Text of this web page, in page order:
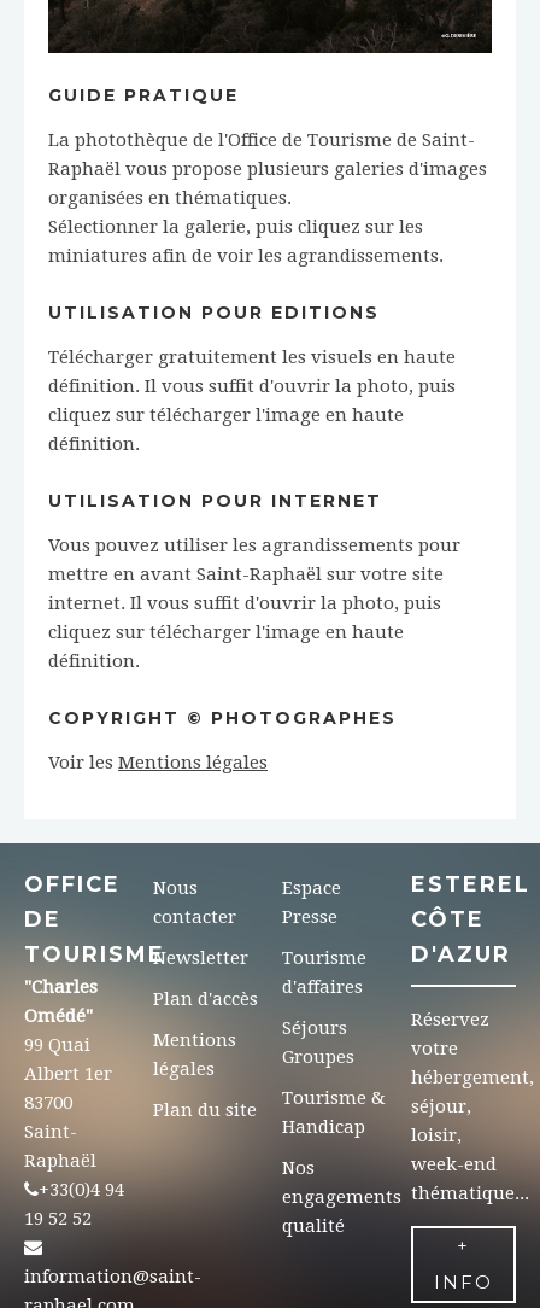
GUIDE PRATIQUE
La photothèque de l'Office de Tourisme de Saint-
Raphaël vous propose plusieurs galeries d'images
organisées en thématiques.
Sélectionner la galerie, puis cliquez sur les
miniatures afin de voir les agrandissements.
UTILISATION POUR EDITIONS
Télécharger gratuitement les visuels en haute
définition. Il vous suffit d'ouvrir la photo, puis
cliquez sur télécharger l'image en haute
définition.
UTILISATION POUR INTERNET
Vous pouvez utiliser les agrandissements pour
mettre en avant Saint-Raphaël sur votre site
internet. Il vous suffit d'ouvrir la photo, puis
cliquez sur télécharger l'image en haute
définition.
COPYRIGHT © PHOTOGRAPHES
Voir les Mentions légales
OFFICE
DE
TOURISME
"Charles
Omédé"
99 Quai
Albert 1er
83700
Saint-
Raphaël
+33(0)4 94
19 52 52
information@saint-
Nous
contacter
Newsletter
Plan d'accès
Mentions
légales
Plan du site
Espace
Presse
Tourisme
d'affaires
Séjours
Groupes
Tourisme &
Handicap
Nos
engagements
qualité
ESTEREL
CÔTE
D'AZUR
Réservez
votre
hébergement,
séjour,
loisir,
week-end
thématique...
+
INFO